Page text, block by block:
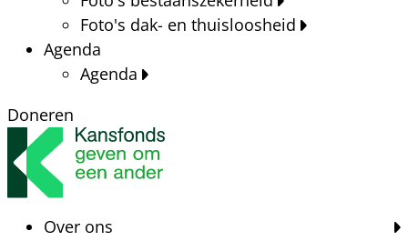
Foto's dak- en thuisloosheid
Agenda
Agenda
Doneren
Over ons